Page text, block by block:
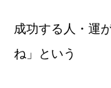
成功する人・運
ね」という